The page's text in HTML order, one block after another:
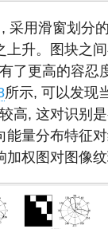
采用滑窗划分
上升。图块之
了更高的容忍
所示, 可以发现
高, 这对识别
能量分布特征
加权图对图像